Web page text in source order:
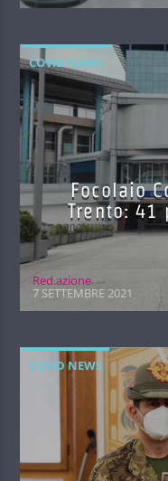
COVID NEWS
Focolaio
Trento:
Red.azione
7 SETTEMBRE 2021
COVID NEWS